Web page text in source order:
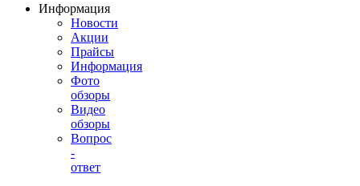
Информация
Новости
Акции
Прайсы
Информация
Фото
обзоры
Видео
обзоры
Вопрос
-
ответ